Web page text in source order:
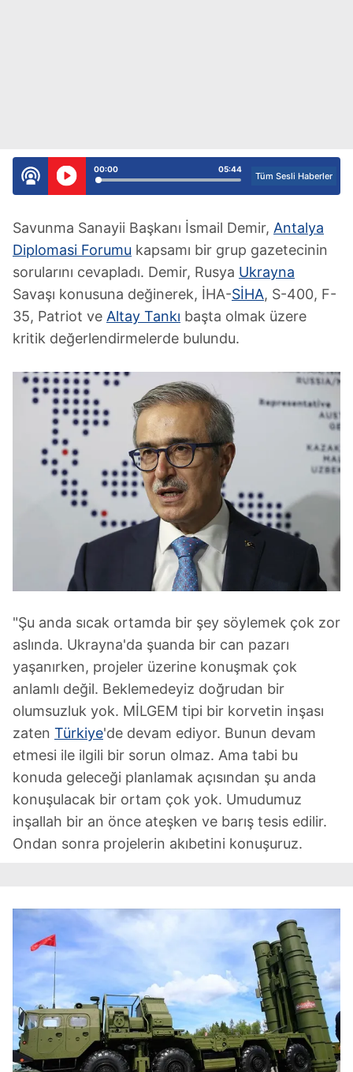
05:44
00:00
Tüm Sesli Haberler
Savunma Sanayii Başkanı İsmail Demir, Antalya
Diplomasi Forumu kapsamı bir grup gazetecinin
sorularını cevapladı. Demir, Rusya Ukrayna
Savaşı konusuna değinerek, İHA-SİHA, S-400, F-
35, Patriot ve Altay Tankı başta olmak üzere
kritik değerlendirmelerde bulundu.
"Şu anda sıcak ortamda bir şey söylemek çok zor
aslında. Ukrayna'da şuanda bir can pazarı
yaşanırken, projeler üzerine konuşmak çok
anlamlı değil. Beklemedeyiz doğrudan bir
olumsuzluk yok. MİLGEM tipi bir korvetin inşası
zaten Türkiye'de devam ediyor. Bunun devam
etmesi ile ilgili bir sorun olmaz. Ama tabi bu
konuda geleceği planlamak açısından şu anda
konuşulacak bir ortam çok yok. Umudumuz
inşallah bir an önce ateşken ve barış tesis edilir.
Ondan sonra projelerin akıbetini konuşuruz.